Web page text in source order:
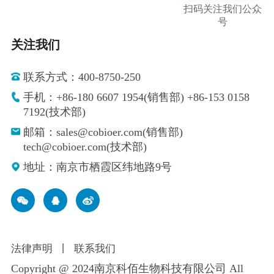
扫码关注我们公众
号
关注我们
联系方式：400-8750-250
手机：+86-180 6607 1954(销售部) +86-153 0158
7192(技术部)
邮箱：sales@cobioer.com(销售部)
tech@cobioer.com(技术部)
地址：南京市栖霞区纬地路9号
法律声明 联系我们
Copyright @ 2024南京科佰生物科技有限公司 All